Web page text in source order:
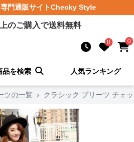
専門通販サイトChecky Style
のご購入で送料無料
0 0
品を検索 人気ランキング
ツの一覧 › クラシック プリーツ チェ